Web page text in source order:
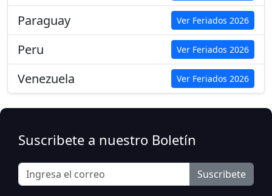
Paraguay Ver Feriados 2026
Peru Ver Feriados 2026
Venezuela Ver Feriados 2026
Suscribete a nuestro Boletín
Suscribete